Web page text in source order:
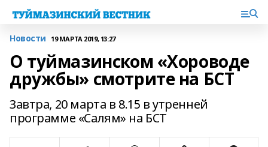
Новости 19 МАРТА 2019, 13:27
О туймазинском «Хороводе
дружбы» смотрите на БСТ
Завтра, 20 марта в 8.15 в утренней
программе «Салям» на БСТ